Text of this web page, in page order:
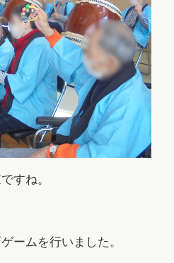
すね。
ームを行いました。